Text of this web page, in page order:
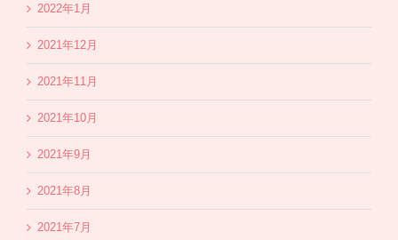
2022年1月
2021年12月
2021年11月
2021年10月
2021年9月
2021年8月
2021年7月